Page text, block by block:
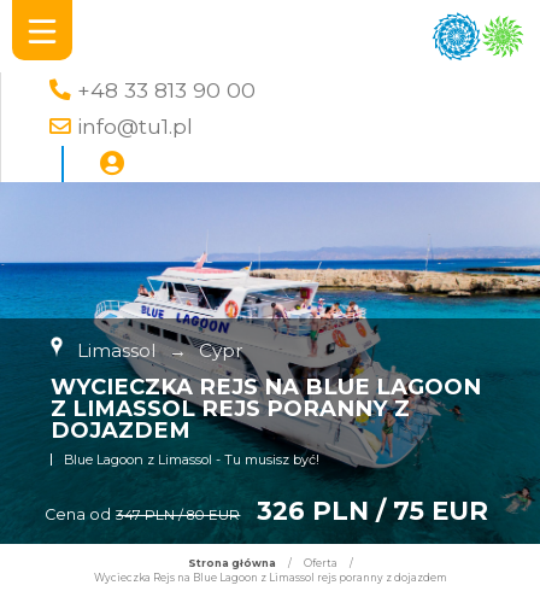
+48 33 813 90 00
info@tu1.pl
Limassol → Cypr
WYCIECZKA REJS NA BLUE LAGOON
Z LIMASSOL REJS PORANNY Z
DOJAZDEM
Blue Lagoon z Limassol - Tu musisz być!
Cena od 347 PLN / 80 EUR 326 PLN / 75 EUR
Strona główna / Oferta
/
Wycieczka Rejs na Blue Lagoon z Limassol rejs poranny z dojazdem